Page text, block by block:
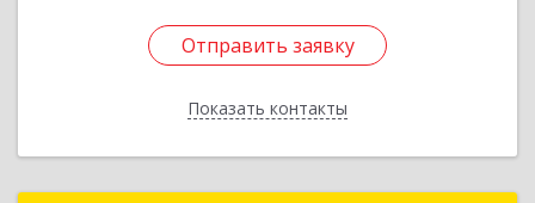
Отправить заявку
Показать контакты
Отправить заявку
Назад